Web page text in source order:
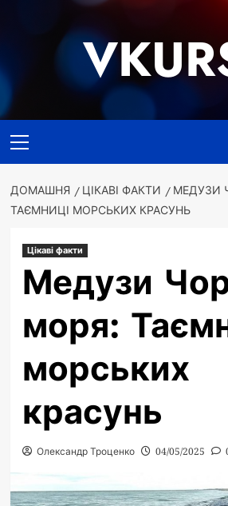
меню
ДОМАШНЯ ЦІКАВІ ФАКТИ
МЕДУЗИ
ТАЄМНИЦІ МОРСЬКИХ КРАСУНЬ
Цікаві факти
Медузи
моря:
морських
красунь
Олександр Троценко 04/05/2025